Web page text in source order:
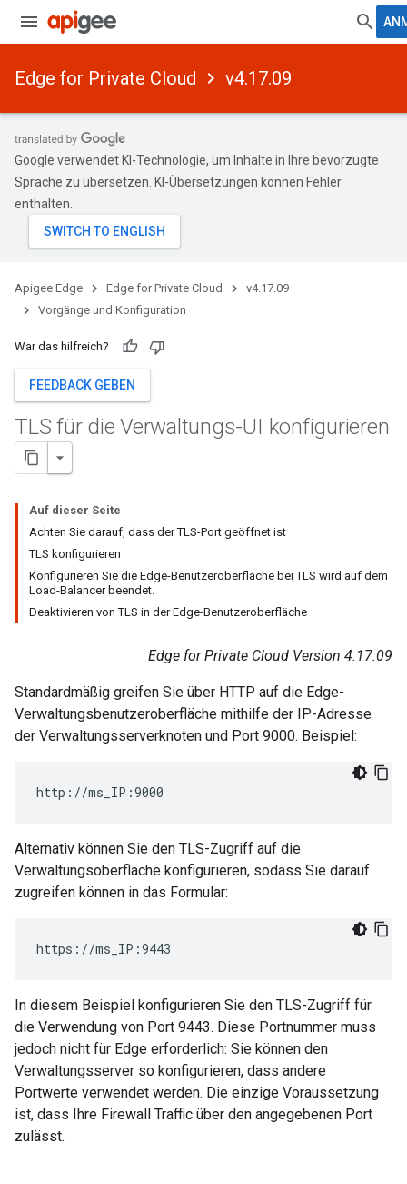
Edge for Private Cloud v4.17.09
Google verwendet KI-Technologie, um Inhalte in Ihre bevorzugte
Sprache zu übersetzen. KI-Übersetzungen können Fehler
enthalten.
Apigee Edge Edge for Private Cloud
v4.17.09
Vorgänge und Konfiguration
War das hilfreich?
FEEDBACK GEBEN
TLS für die Verwaltungs-UI konfigurieren
Auf dieser Seite
Achten Sie darauf, dass der TLS-Port geöffnet ist
TLS konfigurieren
Konfigurieren Sie die Edge-Benutzeroberfläche bei TLS wird auf dem
Load-Balancer beendet.
Deaktivieren von TLS in der Edge-Benutzeroberfläche
Edge for Private Cloud Version 4.17.09
Standardmäßig greifen Sie über HTTP auf die Edge-
Verwaltungsbenutzeroberfläche mithilfe der IP-Adresse
der Verwaltungsserverknoten und Port 9000. Beispiel:
http://ms_IP:9000
Alternativ können Sie den TLS-Zugriff auf die
Verwaltungsoberfläche konfigurieren, sodass Sie darauf
zugreifen können in das Formular:
https://ms_IP:9443
In diesem Beispiel konfigurieren Sie den TLS-Zugriff für
die Verwendung von Port 9443. Diese Portnummer muss
jedoch nicht für Edge erforderlich: Sie können den
Verwaltungsserver so konfigurieren, dass andere
Portwerte verwendet werden. Die einzige Voraussetzung
ist, dass Ihre Firewall Traffic über den angegebenen Port
zulässt.